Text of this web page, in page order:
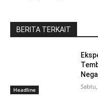
BERITA TERKAIT
Headline